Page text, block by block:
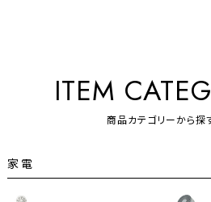
ITEM
商品カテゴリーから探
家電